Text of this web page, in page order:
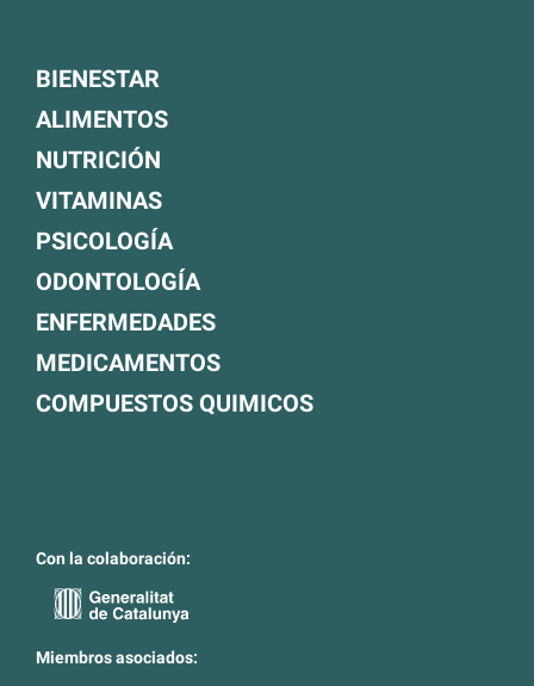
BIENESTAR
ALIMENTOS
NUTRICIÓN
VITAMINAS
PSICOLOGÍA
ODONTOLOGÍA
ENFERMEDADES
MEDICAMENTOS
COMPUESTOS QUIMICOS
Con la colaboración:
Miembros asociados: